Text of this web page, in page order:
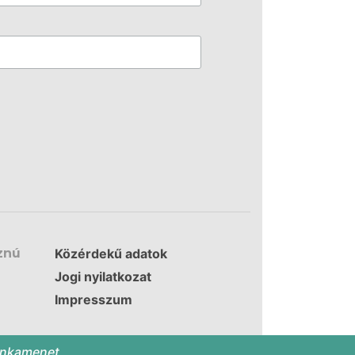
Közérdekű adatok
Jogi nyilatkozat
Impresszum